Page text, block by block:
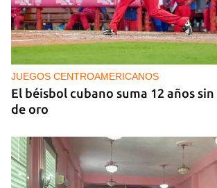
NICARAGUA
EE UU propone a la OEA convocar
cancilleres para "tomar medidas"
decisiones de Ortega
JUEGOS CENTROAMERICANOS
El béisbol cubano suma 12 años
de oro